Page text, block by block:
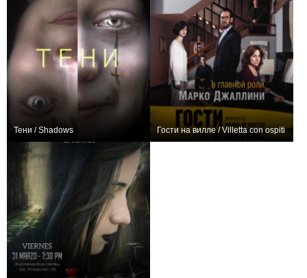
Тени / Shadows Гости на вилле / Villetta con ospiti